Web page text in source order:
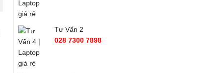
Tư Vấn 2
028 7300 7898